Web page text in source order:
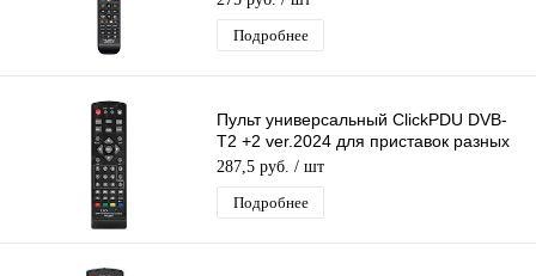
Подробнее
Пульт универсальный ClickPDU DVB-
T2 +2 ver.2024 для приставок разных
моделей DVB-T2
287,5 руб. / шт
Подробнее